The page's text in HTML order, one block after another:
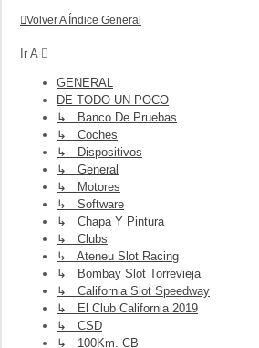
Volver A Índice General
Ir A
GENERAL
DE TODO UN POCO
↳ Banco De Pruebas
↳ Coches
↳ Dispositivos
↳ General
↳ Motores
↳ Software
↳ Chapa Y Pintura
↳ Clubs
↳ Ateneu Slot Racing
↳ Bombay Slot Torrevieja
↳ California Slot Speedway
↳ El Club California 2019
↳ CSD
↳ 100Km. CB